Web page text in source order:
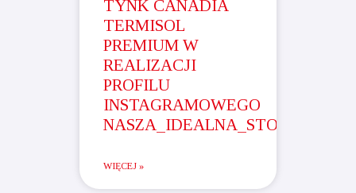
TYNK CANADIA
TERMISOL
PREMIUM W
REALIZACJI
PROFILU
INSTAGRAMOWEGO
NASZA_IDEALNA_STODOLA
WIĘCEJ »